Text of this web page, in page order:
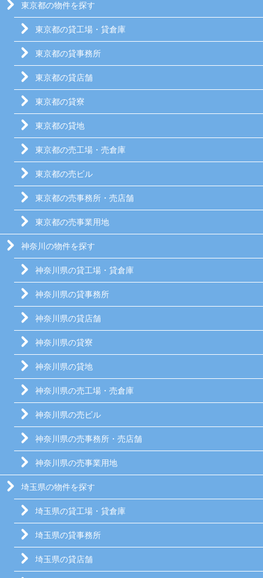
東京都の物件を探す
東京都の貸工場・貸倉庫
東京都の貸事務所
東京都の貸店舗
東京都の貸寮
東京都の貸地
東京都の売工場・売倉庫
東京都の売ビル
東京都の売事務所・売店舗
東京都の売事業用地
神奈川の物件を探す
神奈川県の貸工場・貸倉庫
神奈川県の貸事務所
神奈川県の貸店舗
神奈川県の貸寮
神奈川県の貸地
神奈川県の売工場・売倉庫
神奈川県の売ビル
神奈川県の売事務所・売店舗
神奈川県の売事業用地
埼玉県の物件を探す
埼玉県の貸工場・貸倉庫
埼玉県の貸事務所
埼玉県の貸店舗